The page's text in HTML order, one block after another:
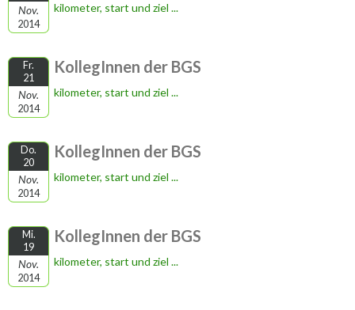
Nov.
2014
kilometer, start und ziel ...
Fr.
21
Nov.
2014
KollegInnen der BGS
kilometer, start und ziel ...
Do.
20
Nov.
2014
KollegInnen der BGS
kilometer, start und ziel ...
Mi.
19
Nov.
2014
KollegInnen der BGS
kilometer, start und ziel ...